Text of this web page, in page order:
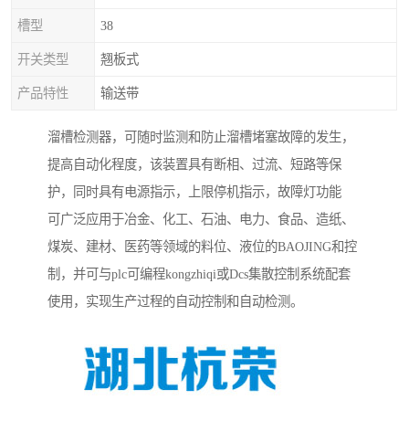
槽型 38
开关类型 翘板式
产品特性 输送带
溜槽检测器，可随时监测和防止溜槽堵塞故障的发生，
提高自动化程度，该装置具有断相、过流、短路等保
护，同时具有电源指示，上限停机指示，故障灯功能
可广泛应用于冶金、化工、石油、电力、食品、造纸、
煤炭、建材、医药等领域的料位、液位的BAOJING和控
制，并可与plc可编程kongzhiqi或Dcs集散控制系统配套
使用，实现生产过程的自动控制和自动检测。